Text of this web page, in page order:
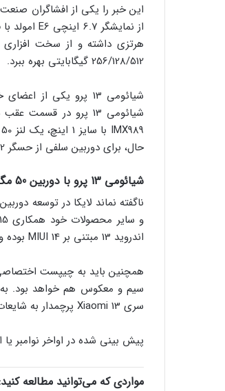
256/128/512 گیگابایتی بهره ببرد.
حال، برای دوربین سلفی از حسگر 32 مگاپیکسلی بهره گرفته خواهد شد.
شیائومی 13 پرو با دوربین 50 مگاپیکسلی اصلی
اندروید 13 مبتنی بر MIUI 14 بوده و با باتری 4800 میلی‌آمپرساعتی و فناوری شارژ سریع 120 واتی عرضه می‌شود.
سیم و معکوس هم خواهد بود.
سری Xiaomi 13 پرچمدار به شایعات پایان دهد و از گوشی‌های قدرتمند و خاص خود پرده بردارد.
پیش بینی شده در اواخر نوامبر یا
مواردی که می‌توانید مطالعه